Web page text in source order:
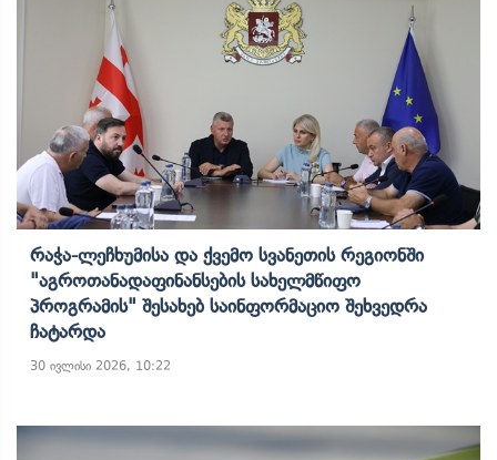
Რაჭა-Ლეჩხუმისა Და Ქვემო Სვანეთის Რეგიონში
"აგროთანადაფინანსების Სახელმწიფო
Პროგრამის" Შესახებ Საინფორმაციო Შეხვედრა
Ჩატარდა
30 ივლისი 2026, 10:22